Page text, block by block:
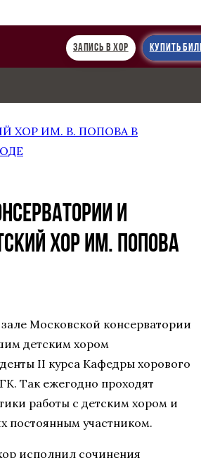
ЗАПИСЬ В ХОР КУПИТЬ
ХОР ИМ. В. ПОПОВА В
И
ХОР ИМ. ПОПОВА
Московской консерватории
детским хором
II курса Кафедры хорового
Так ежегодно проходят
работы с детским хором и
постоянным участником.
исполнил сочинения